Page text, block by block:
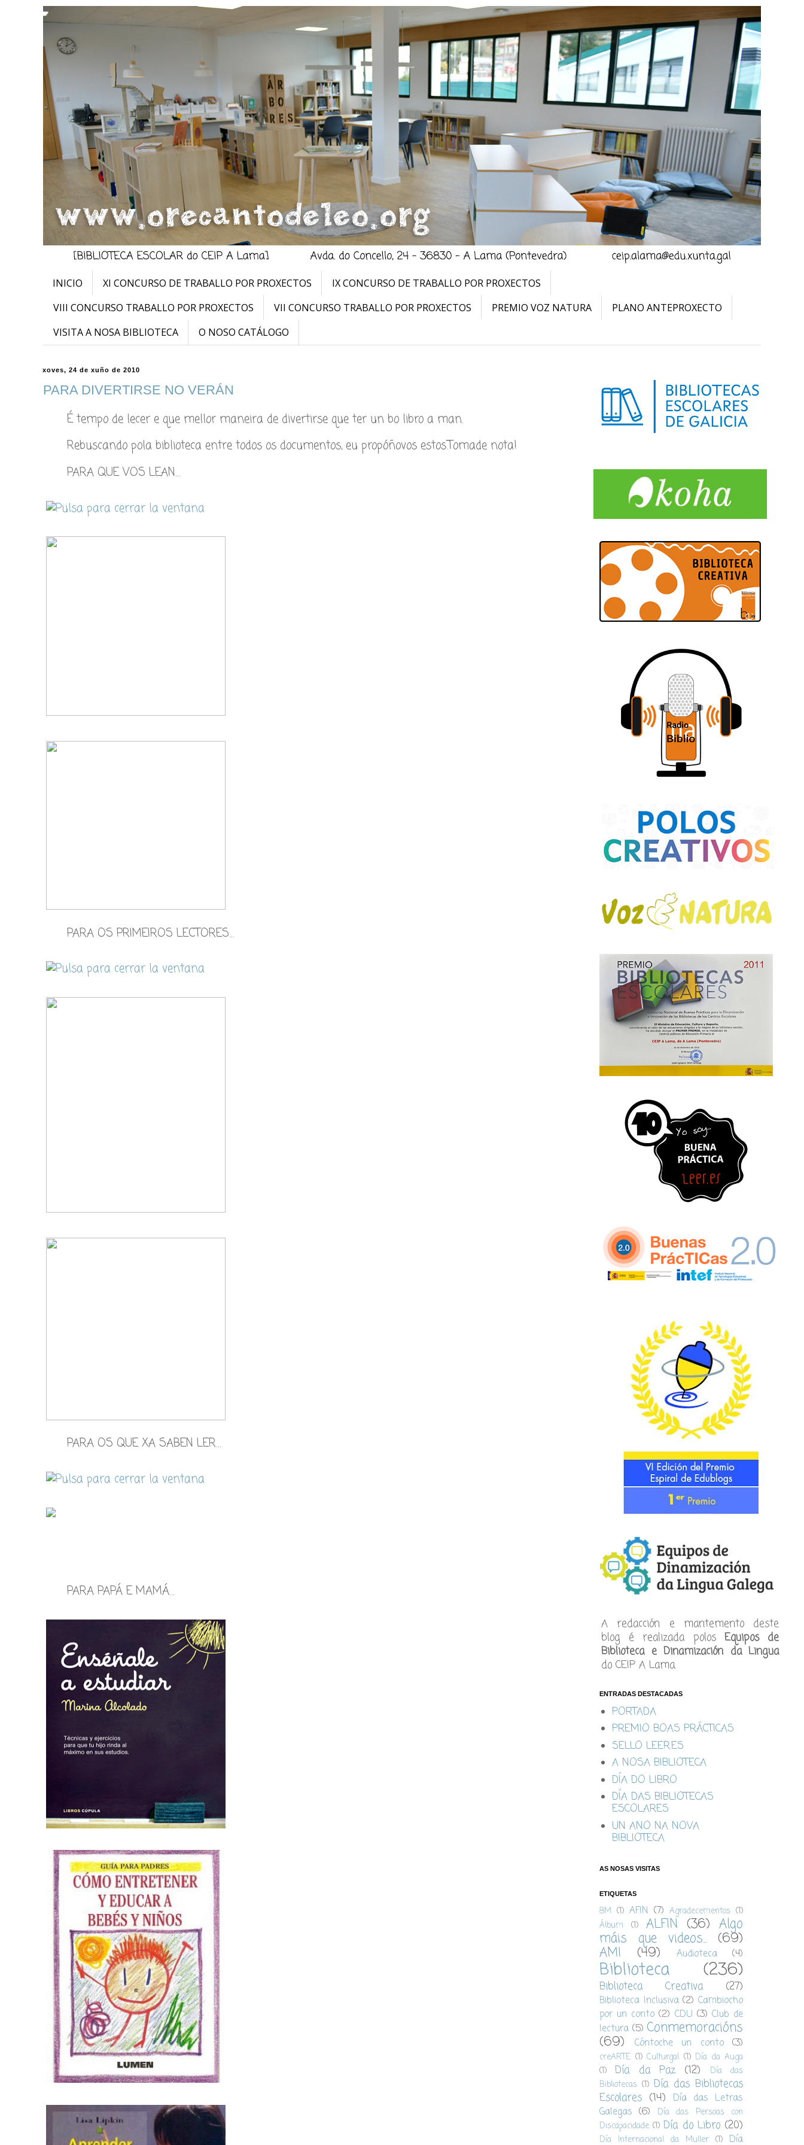
INICIO XI CONCURSO DE TRABALLO POR PROXECTOS
IX CONCURSO DE TRABALLO POR PROXECTOS
VIII CONCURSO TRABALLO POR PROXECTOS
VII CONCURSO TRABALLO POR PROXECTOS PREMIO VOZ NATURA
PLANO ANTEPROXECTO
VISITA A NOSA BIBLIOTECA
O NOSO CATÁLOGO
xoves, 24 de xuño de 2010
PARA DIVERTIRSE NO VERÁN
É tempo de lecer e que mellor maneira de divertirse que ter un bo libro a man.
Rebuscando pola biblioteca entre todos os documentos, eu propóñovos estos.Tomade nota!
PARA QUE VOS LEAN…
PARA OS PRIMEIROS LECTORES…
PARA OS QUE XA SABEN LER…
PARA PAPÁ E MAMÁ…
A redacción e mantemento deste
blog é realizada polos Equipos de
Biblioteca e Dinamización da Lingua
do CEIP A Lama.
ENTRADAS DESTACADAS
PORTADA
PREMIO BOAS PRÁCTICAS
SELLO LEER.ES
A NOSA BIBLIOTECA
DÍA DO LIBRO
DÍA DAS BIBLIOTECAS
ESCOLARES
UN ANO NA NOVA
BIBLIOTECA
AS NOSAS VISITAS
ETIQUETAS
8M (1) AFIN (7) Agradecementos (1)
Álbum
(1) ALFIN (36) Algo
máis que videos... (69)
AMI (49) Audioteca (4)
Biblioteca (236)
Biblioteca Creativa (27)
Biblioteca Inclusiva (2) Cambiocho
por un conto (2) CDU (3) Club de
lectura (5) Conmemoracións
(69) Cóntoche un conto (3)
creARTE (1) Culturgal (1) Día da Auga
(1)
Día da Paz (12)
Día das
Bibliotecas (1) Día das Bibliotecas
Escolares (14) Día das Letras
Galegas (6)
Día das Persoas con
Discapacidade (1) Día do Libro (20)
Día Internacional da Muller (1) Día